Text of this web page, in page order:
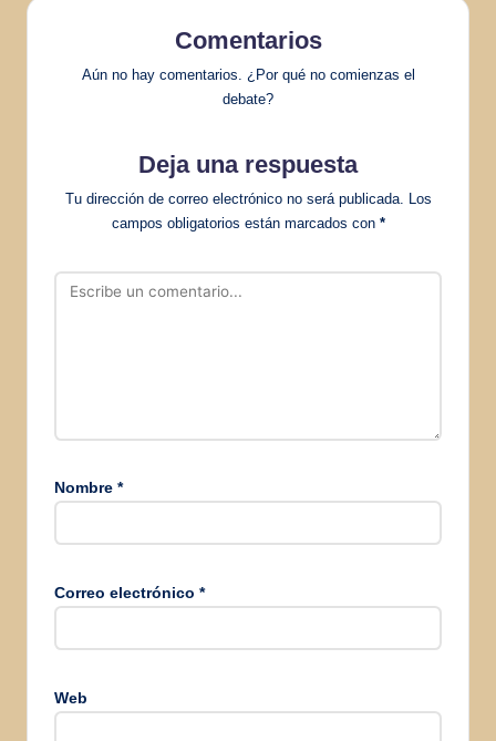
Comentarios
Aún no hay comentarios. ¿Por qué no comienzas el
debate?
Deja una respuesta
Tu dirección de correo electrónico no será publicada. Los
campos obligatorios están marcados con *
Nombre *
Correo electrónico *
Web